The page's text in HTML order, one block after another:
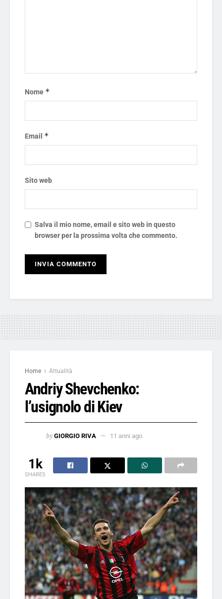
Nome *
Email *
Sito web
Salva il mio nome, email e sito web in questo
browser per la prossima volta che commento.
Home Attualità
Andriy Shevchenko:
l’usignolo di Kiev
by GIORGIO RIVA 11 anni ago
1k
SHARES